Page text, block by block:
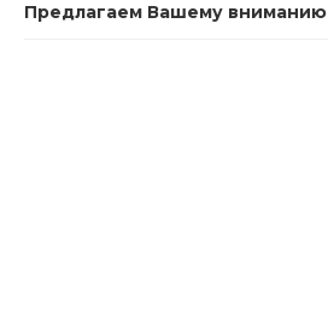
Предлагаем Вашему вниманию